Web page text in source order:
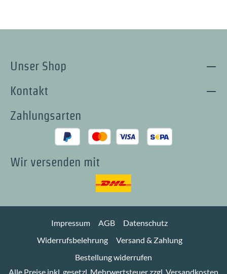
Unser Shop
Kontakt
Zahlungsarten
Wir versenden mit
Impressum AGB
Datenschutz
Widerrufsbelehrung
Versand & Zahlung
Bestellung widerrufen
Alle Preise inkl. gesetzl. Mehrwertsteuer zzgl. Versandkosten